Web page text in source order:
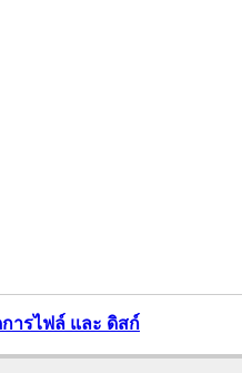
การไฟล์ และ ดิสก์